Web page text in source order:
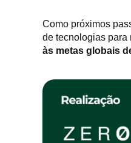
Como próximos
de tecnologias para
às metas globais